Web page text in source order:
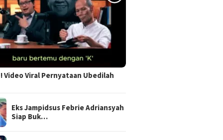
Video Viral Pernyataan Ubedilah
Eks Jampidsus Febrie Adriansyah
Siap Buk…